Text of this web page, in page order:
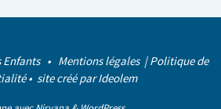
Enfants • Mentions légales |Politique de
• site créé parIdeolem